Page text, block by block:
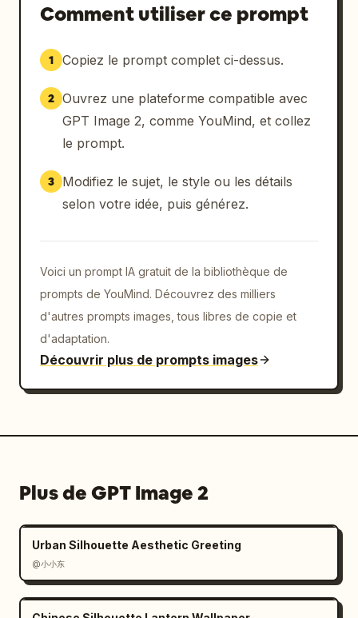
Comment utiliser ce prompt
1 Copiez le prompt complet ci-dessus.
2 Ouvrez une plateforme compatible avec
GPT Image 2, comme YouMind, et collez
le prompt.
3
Modifiez le sujet, le style ou les détails
selon votre idée, puis générez.
Voici un prompt IA gratuit de la bibliothèque de
prompts de YouMind. Découvrez des milliers
d'autres prompts images, tous libres de copie et
d'adaptation.
Découvrir plus de prompts images
Plus de GPT Image 2
Urban Silhouette Aesthetic Greeting
@小小东